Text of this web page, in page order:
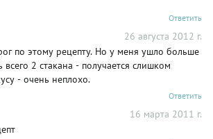
Ответить
26 августа 2012 г.
по этому рецепту. Но у меня ушло больше
всего 2 стакана - получается слишком
- очень неплохо.
Ответить
16 марта 2011 г.